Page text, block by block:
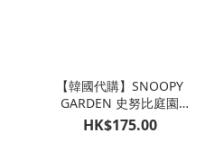
【韓國代購】SNOOPY
GARDEN 史努比庭園
OLAF 歐拉夫 潛水公仔掛
飾 娃娃玩偶吊飾｜濟州島
HK$175.00